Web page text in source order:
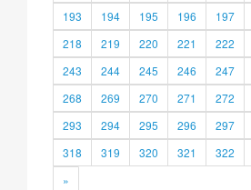
193
194 195 196 197
218
219 220 221 222
243
244 245 246 247
268
269 270 271 272
293
294 295 296 297
318
319 320 321 322
»